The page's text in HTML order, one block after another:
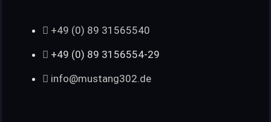
+49 (0) 89 31565540
+49 (0) 89 3156554-29
info@mustang302.de